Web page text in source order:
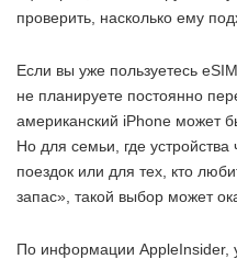
проверить, насколько ему
Если вы уже пользуетесь
не планируете постоянно
американский iPhone может
Но для семьи, где устройства
поездок или для тех, кто
запас», такой выбор может
По информации AppleInsider,